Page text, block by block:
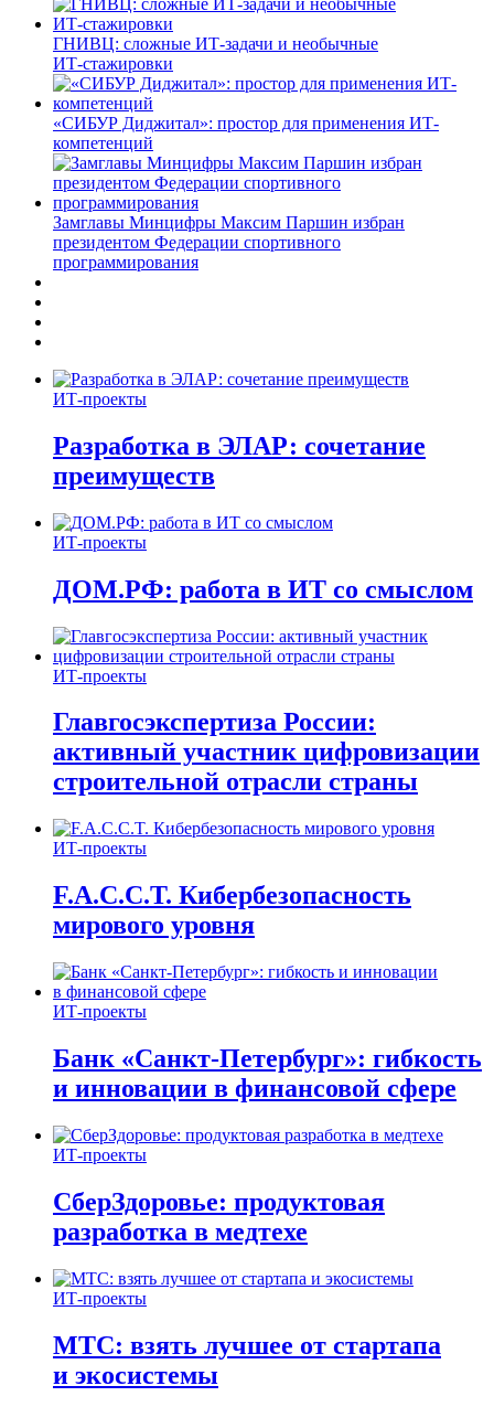
ГНИВЦ: сложные ИТ‑задачи и необычные
ИТ‑стажировки
«СИБУР Диджитал»: простор для применения ИТ-
компетенций
Замглавы Минцифры Максим Паршин избран
президентом Федерации спортивного
программирования
ИТ-проекты
Разработка в ЭЛАР: сочетание
преимуществ
ИТ-проекты
ДОМ.РФ: работа в ИТ со смыслом
ИТ-проекты
Главгосэкспертиза России:
активный участник цифровизации
строительной отрасли страны
ИТ-проекты
F.A.C.C.T. Кибербезопасность
мирового уровня
ИТ-проекты
Банк «Санкт-Петербург»: гибкость
и инновации в финансовой сфере
ИТ-проекты
СберЗдоровье: продуктовая
разработка в медтехе
ИТ-проекты
МТС: взять лучшее от стартапа
и экосистемы